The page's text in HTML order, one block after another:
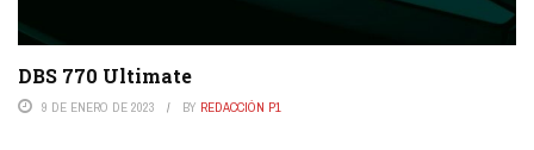
DBS 770 Ultimate
9 DE ENERO DE 2023 BY REDACCIÓN P1